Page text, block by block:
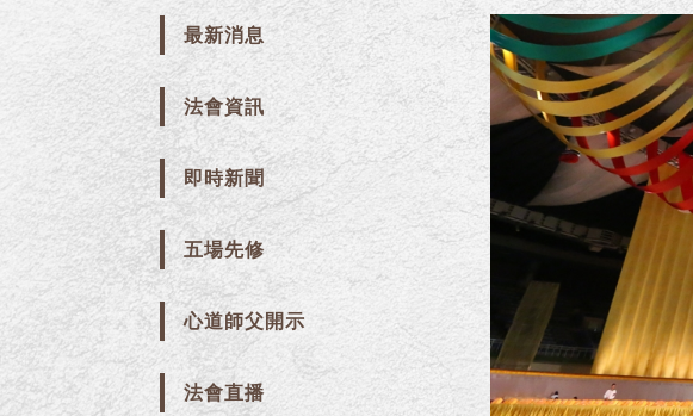
最新消息
法會資訊
即時新聞
五場先修
心道師父開示
法會直播